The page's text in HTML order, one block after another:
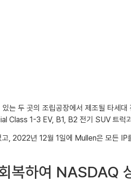
두 곳의 조립공장에서 제조될 타세
1-3 EV, B1, B2 전기 SUV 트럭
2022년 12월 1일에 Mullen은 모든
하여 NASDAQ